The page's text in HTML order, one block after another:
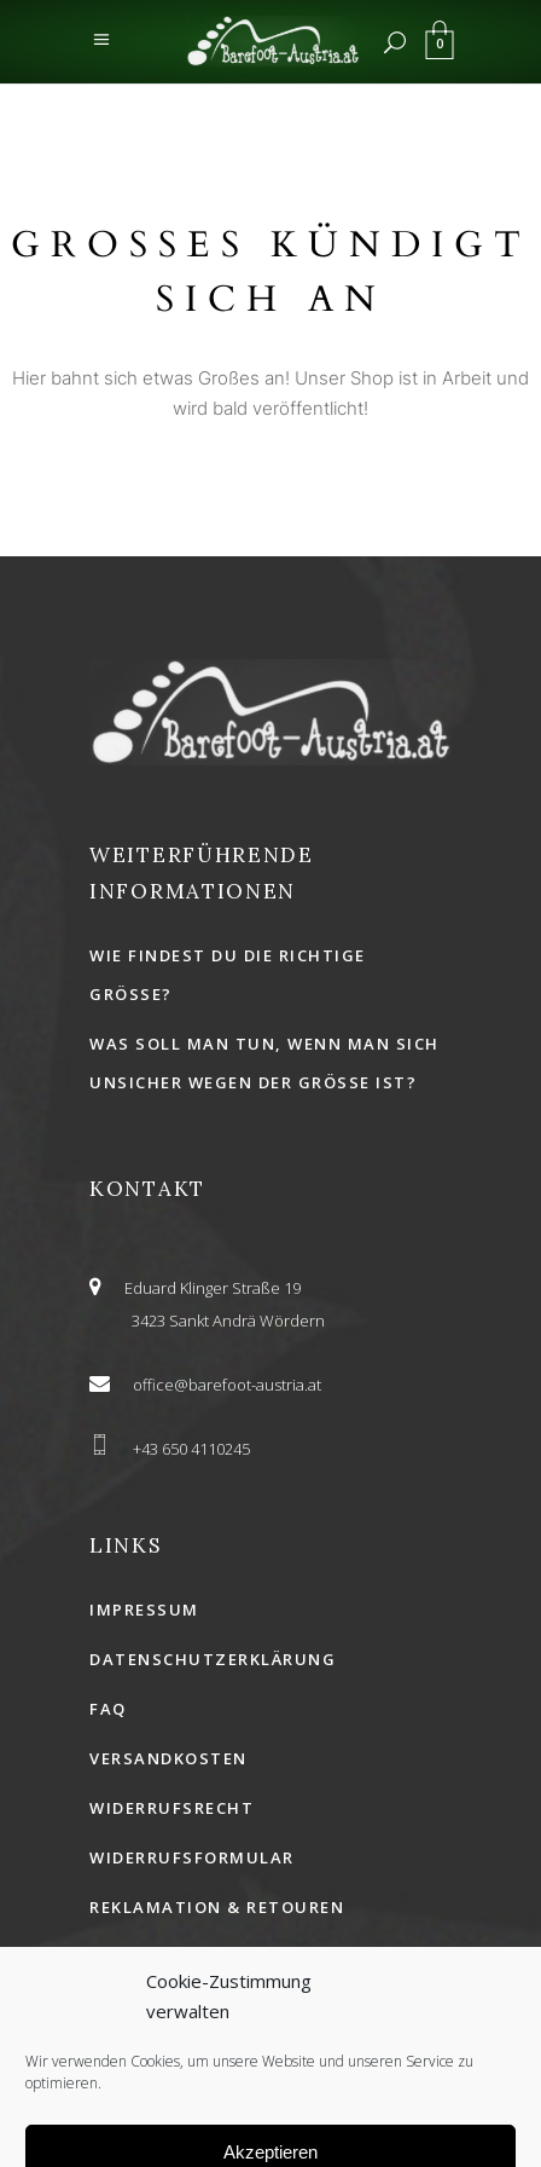
Cookie-Zustimmung
verwalten
Wir verwenden Cookies, um unsere Website und unseren Service zu
optimieren.
Akzeptieren
0
GROSSES KÜNDIGT S
ICH AN
Hier bahnt sich etwas Großes an! Unser Shop ist in Arbeit und
wird bald veröffentlicht!
WEITERFÜHRENDE
INFORMATIONEN
WIE FINDEST DU DIE RICHTIGE
GRÖSSE?
WAS SOLL MAN TUN, WENN MAN SICH
UNSICHER WEGEN DER GRÖSSE IST?
KONTAKT
Eduard Klinger Straße 19
3423 Sankt Andrä Wördern
office@barefoot-austria.at
+43 650 4110245
LINKS
IMPRESSUM
DATENSCHUTZERKLÄRUNG
FAQ
VERSANDKOSTEN
WIDERRUFSRECHT
WIDERRUFSFORMULAR
REKLAMATION & RETOUREN
AGB (B2B)
COOKIE-RICHTLINIE (EU)